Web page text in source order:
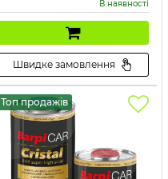
В наявності
Швидке замовлення
Топ продажів